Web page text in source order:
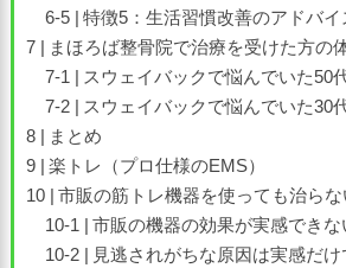
特徴5：生活習慣改善のアドバイ
まほろば整骨院で治療を受けた方の
スウェイバックで悩んでいた50
スウェイバックで悩んでいた30
まとめ
楽トレ（プロ仕様のEMS）
市販の筋トレ機器を使っても治らな
市販の機器の効果が実感できな
見逃されがちな原因は実感だけ